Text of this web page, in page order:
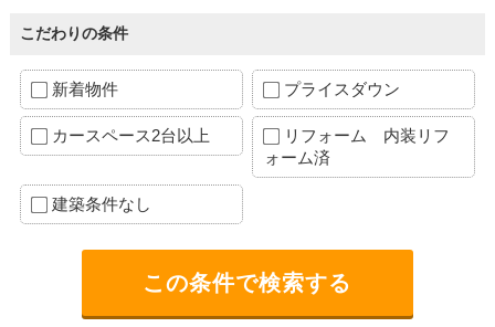
こだわりの条件
新着物件 プライスダウン
カースペース2台以上
リフォーム 内装リフ
ォーム済
建築条件なし